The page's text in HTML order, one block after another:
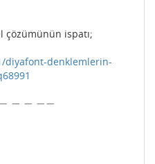
ispatı;
diyafont-denklemlerin-
− − − −−